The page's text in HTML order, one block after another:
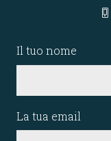
Il tuo nome
La tua email